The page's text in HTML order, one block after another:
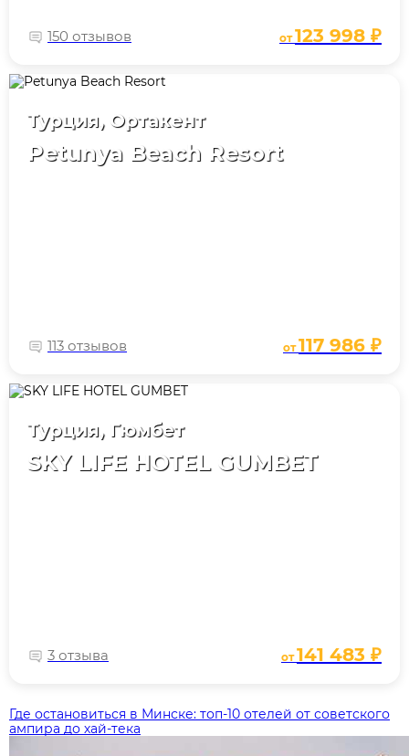
150 отзывов от123 998 ₽
Турция, Ортакент
Petunya Beach Resort
113 отзывов от117 986 ₽
Турция, Гюмбет
SKY LIFE HOTEL GUMBET
3 отзыва от141 483 ₽
Где остановиться в Минске: топ‑10 отелей от советского
ампира до хай‑тека